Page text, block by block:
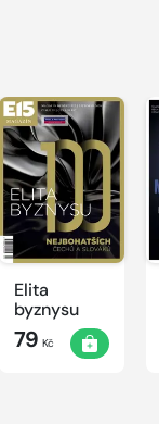
Elita
byznysu
79 Kč